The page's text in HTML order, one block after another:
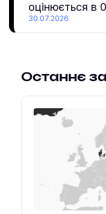
оцінюється в
30.07.2026
Останнє